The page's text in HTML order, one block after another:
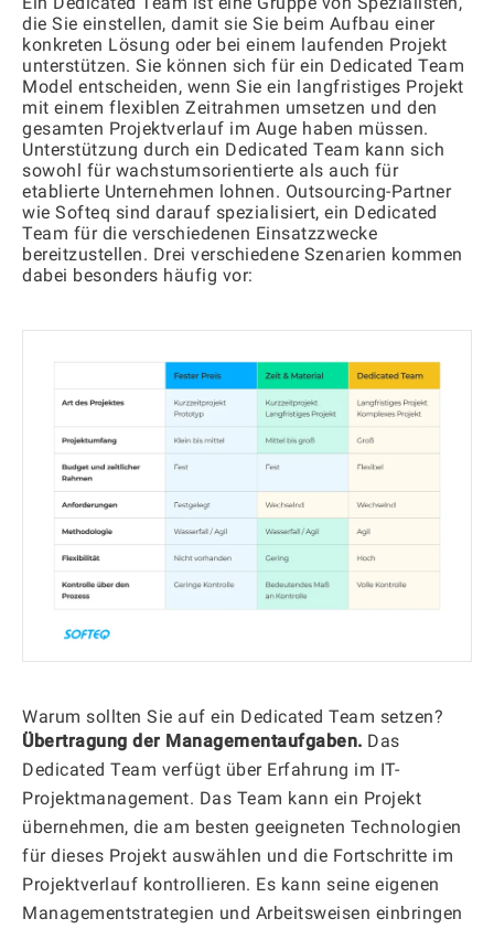
die Sie einstellen, damit sie Sie beim Aufbau einer
konkreten Lösung oder bei einem laufenden Projekt
unterstützen. Sie können sich für ein Dedicated Team
Model entscheiden, wenn Sie ein langfristiges Projekt
mit einem flexiblen Zeitrahmen umsetzen und den
gesamten Projektverlauf im Auge haben müssen.
Unterstützung durch ein Dedicated Team kann sich
sowohl für wachstumsorientierte als auch für
etablierte Unternehmen lohnen. Outsourcing-Partner
wie Softeq sind darauf spezialisiert, ein Dedicated
Team für die verschiedenen Einsatzzwecke
bereitzustellen. Drei verschiedene Szenarien kommen
dabei besonders häufig vor:
Warum sollten Sie auf ein Dedicated Team setzen?
Übertragung der Managementaufgaben. Das
Dedicated Team verfügt über Erfahrung im IT-
Projektmanagement. Das Team kann ein Projekt
übernehmen, die am besten geeigneten Technologien
für dieses Projekt auswählen und die Fortschritte im
Projektverlauf kontrollieren. Es kann seine eigenen
Managementstrategien und Arbeitsweisen einbringen